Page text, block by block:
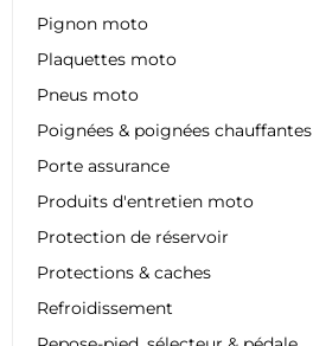
Pignon moto
Plaquettes moto
Pneus moto
Poignées & poignées chauffantes
Porte assurance
Produits d'entretien moto
Protection de réservoir
Protections & caches
Refroidissement